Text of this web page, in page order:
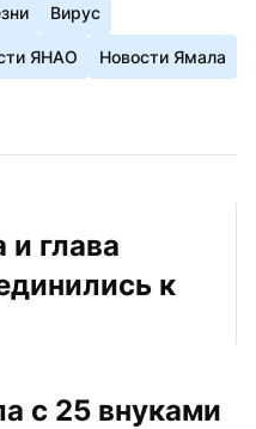
Вирус
ЯНАО Новости Ямала
и глава
к
с 25 внуками